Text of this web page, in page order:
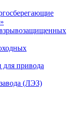
для привода
(ЛЭЗ)